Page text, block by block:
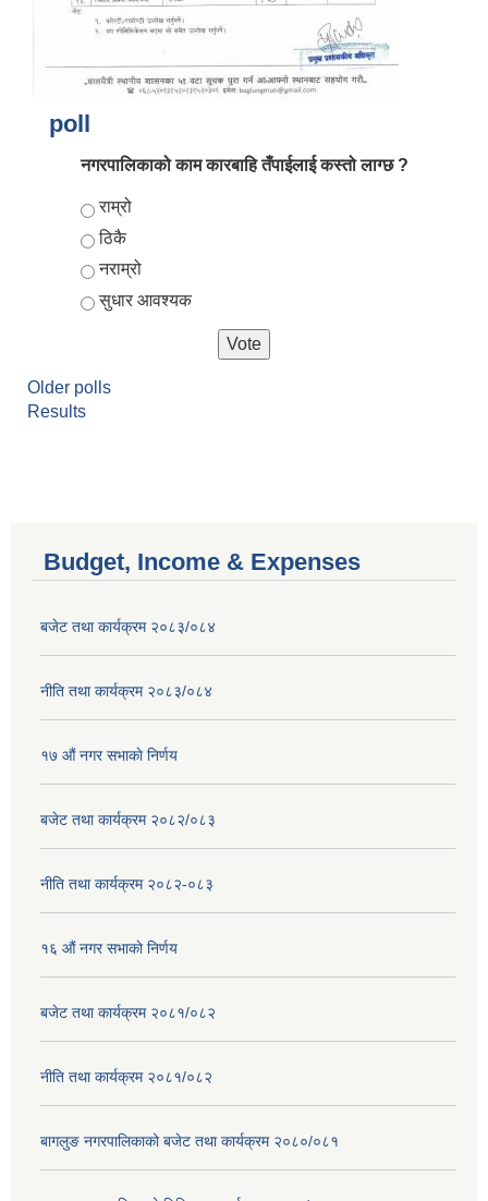
poll
नगरपालिकाको काम कारबाहि तँपाईलाई कस्तो लाग्छ ?
Choices
राम्रो
ठिकै
नराम्रो
सुधार आवश्यक
Older polls
Results
Budget, Income & Expenses
बजेट तथा कार्यक्रम २०८३/०८४
नीति तथा कार्यक्रम २०८३/०८४
१७ ‌‍औं नगर सभाकाे निर्णय
बजेट तथा कार्यक्रम २०८२/०८३
नीति तथा कार्यक्रम २०८२-०८३
१६ ‌औं नगर सभाकाे निर्णय
बजेट तथा कार्यक्रम २०८१/०८२
नीति तथा कार्यक्रम २०८१/०८२
बागलुङ नगरपालिकाको बजेट तथा कार्यक्रम २०८०/०८१